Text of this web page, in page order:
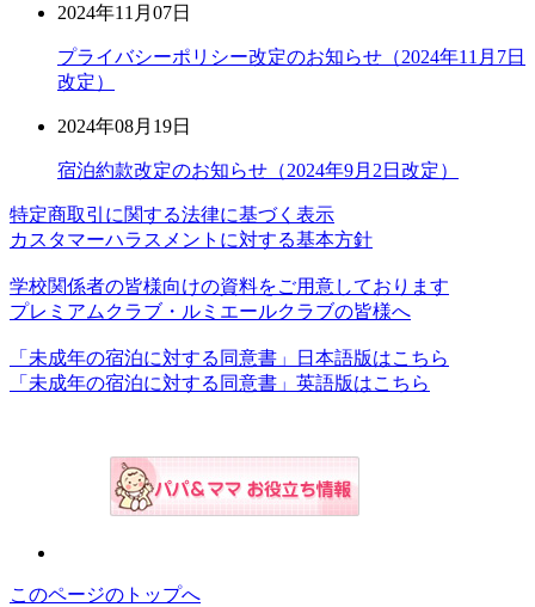
2024年11月07日
プライバシーポリシー改定のお知らせ（2024年11月7日
改定）
2024年08月19日
宿泊約款改定のお知らせ（2024年9月2日改定）
特定商取引に関する法律に基づく表示
カスタマーハラスメントに対する基本方針
学校関係者の皆様向けの資料をご用意しております
プレミアムクラブ・ルミエールクラブの皆様へ
「未成年の宿泊に対する同意書」日本語版はこちら
「未成年の宿泊に対する同意書」英語版はこちら
このページのトップへ